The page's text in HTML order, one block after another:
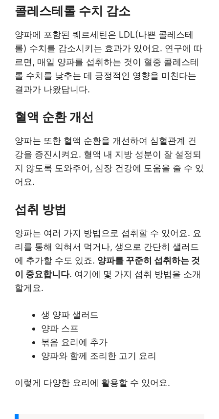
콜레스테롤 수치 감소
양파에 포함된 퀘르세틴은 LDL(나쁜 콜레스테
롤) 수치를 감소시키는 효과가 있어요. 연구에 따
르면, 매일 양파를 섭취하는 것이 혈중 콜레스테
롤 수치를 낮추는 데 긍정적인 영향을 미친다는
결과가 나왔답니다.
혈액 순환 개선
양파는 또한 혈액 순환을 개선하여 심혈관계 건
강을 증진시켜요. 혈액 내 지방 성분이 잘 설정되
지 않도록 도와주어, 심장 건강에 도움을 줄 수 있
어요.
섭취 방법
양파는 여러 가지 방법으로 섭취할 수 있어요. 요
리를 통해 익혀서 먹거나, 생으로 간단히 샐러드
에 추가할 수도 있죠. 양파를 꾸준히 섭취하는 것
이 중요합니다. 여기에 몇 가지 섭취 방법을 소개
할게요.
생 양파 샐러드
양파 스프
볶음 요리에 추가
양파와 함께 조리한 고기 요리
이렇게 다양한 요리에 활용할 수 있어요.